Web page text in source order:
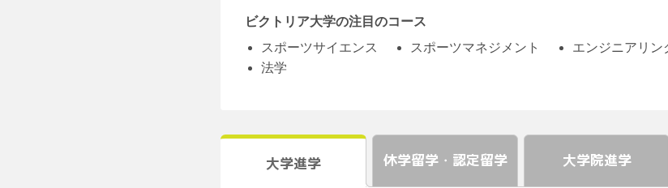
ビクトリア大学の注目のコース
スポーツサイエンス
スポーツマネジメント エンジニアリン
法学
大学進学 休学留学・ 認定留学 大学院進学